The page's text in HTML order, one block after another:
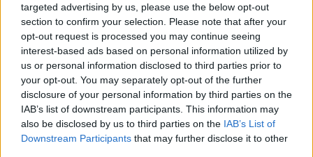
targeted advertising by us, please use the below opt-out
section to confirm your selection. Please note that after your
opt-out request is processed you may continue seeing
interest-based ads based on personal information utilized by
us or personal information disclosed to third parties prior to
your opt-out. You may separately opt-out of the further
disclosure of your personal information by third parties on the
IAB’s list of downstream participants. This information may
also be disclosed by us to third parties on the IAB’s List of
Downstream Participants that may further disclose it to other
Σχόλια
Μυστράς: 11 μήνες με
αναστολή στον 55χρονο
που έκρυβε τον νεκρό
πατέρα του σε καταψύκτη
– «Ήταν ο τελευταίος
άνθρωπος μου και ήθελα
να τον βλέπω»
Τροχαίο στις
«Ξαφνικά μου ήρθε
αυτοκίνητο,
να φύγω αριστερά»
οδηγός του